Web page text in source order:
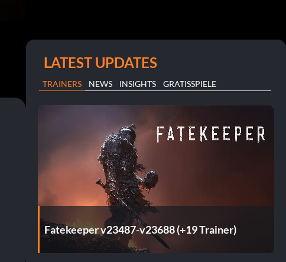
LATEST UPDATES
TRAINERS NEWS INSIGHTS GRATISSPIELE
Fatekeeper v23487-v23688 (+19 Trainer)